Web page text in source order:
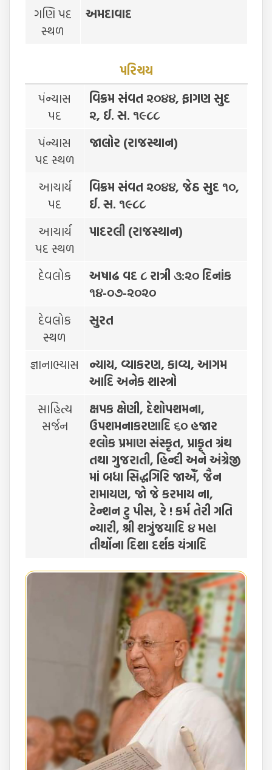
ગણિ પદ
સ્થળ
અમદાવાદ
પરિચય
પંન્યાસ
પદ
વિક્રમ સંવત ૨૦૪૪, ફાગણ સુદ
૨, ઈ. સ. ૧૯૮૮
પંન્યાસ
પદ સ્થળ
જાલોર (રાજસ્થાન)
આચાર્ય
પદ
વિક્રમ સંવત ૨૦૪૪, જેઠ સુદ ૧૦,
ઈ. સ. ૧૯૮૮
આચાર્ય
પદ સ્થળ
પાદરલી (રાજસ્થાન)
દેવલોક
અષાઢ વદ ૮ રાત્રી ૩:૨૦ દિનાંક
૧૪-૦૭-૨૦૨૦
દેવલોક
સ્થળ
સુરત
જ્ઞાનાભ્યાસ
ન્યાય, વ્યાકરણ, કાવ્ય, આગમ
આદિ અનેક શાસ્ત્રો
સાહિત્ય
સર્જન
ક્ષપક ક્ષેણી, દેશોપશમના,
ઉપશમનાકરણાદિ ૬૦ હજાર
શ્લોક પ્રમાણ સંસ્કૃત, પ્રાકૃત ગ્રંથ
તથા ગુજરાતી, હિન્દી અને અંગ્રેજી
માં બધા સિદ્ધગિરિ જાએઁ, જૈન
રામાયણ, જો જે કરમાય ના,
ટેન્શન ટુ પીસ, રે ! કર્મ તેરી ગતિ
ન્યારી, શ્રી શત્રુંજયાદિ ૪ મહા
તીર્થોના દિશા દર્શક યંત્રાદિ